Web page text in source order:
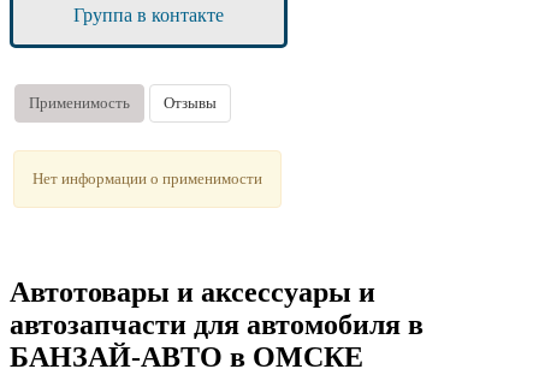
Группа в контакте
Применимость Отзывы
Нет информации о применимости
Автотовары и аксессуары и
автозапчасти для автомобиля в
БАНЗАЙ-АВТО в ОМСКЕ